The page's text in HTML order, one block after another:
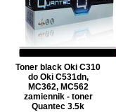
Toner black Oki C310
do Oki C531dn,
MC362, MC562
zamiennik - toner
Quantec 3.5k